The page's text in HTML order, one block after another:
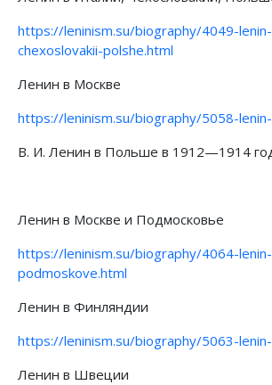
https://leninism.su/biography/4049-
chexoslovakii-polshe.html
Ленин в Москве
https://leninism.su/biography/5058-
В. И. Ленин в Польше в 1912—1914
Ленин в Москве и Подмосковье
https://leninism.su/biography/4064-
podmoskove.html
Ленин в Финляндии
https://leninism.su/biography/5063-
Ленин в Швеции